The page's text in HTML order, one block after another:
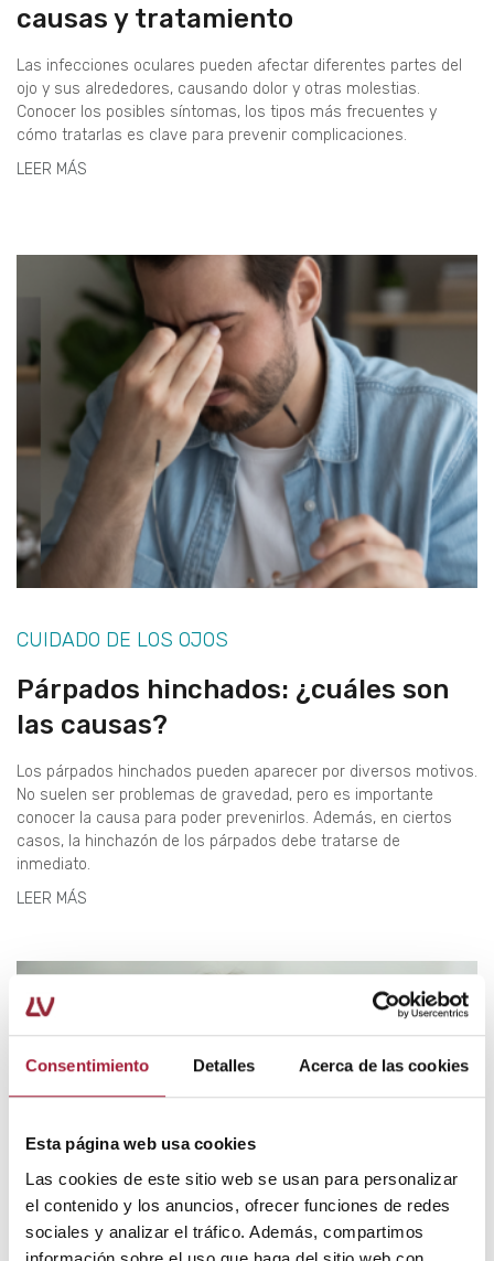
Consentimiento Detalles Acerca de las cookies
Esta página web usa cookies
Las cookies de este sitio web se usan para personalizar
el contenido y los anuncios, ofrecer funciones de redes
sociales y analizar el tráfico. Además, compartimos
causas y tratamiento
Las infecciones oculares pueden afectar diferentes partes del
ojo y sus alrededores, causando dolor y otras molestias.
Conocer los posibles síntomas, los tipos más frecuentes y
cómo tratarlas es clave para prevenir complicaciones.
LEER MÁS
CUIDADO DE LOS OJOS
Párpados hinchados: ¿cuáles son
las causas?
Los párpados hinchados pueden aparecer por diversos motivos.
No suelen ser problemas de gravedad, pero es importante
conocer la causa para poder prevenirlos. Además, en ciertos
casos, la hinchazón de los párpados debe tratarse de
inmediato.
LEER MÁS